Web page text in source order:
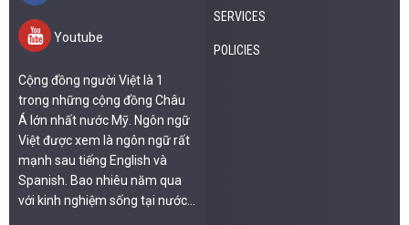
Youtube
Cộng đồng người Việt là 1
trong những cộng đồng Châu
Á lớn nhất nước Mỹ. Ngôn ngữ
Việt được xem là ngôn ngữ rất
mạnh sau tiếng English và
Spanish. Bao nhiêu năm qua
với kinh nghiệm sống tại nước...
SERVICES
POLICIES